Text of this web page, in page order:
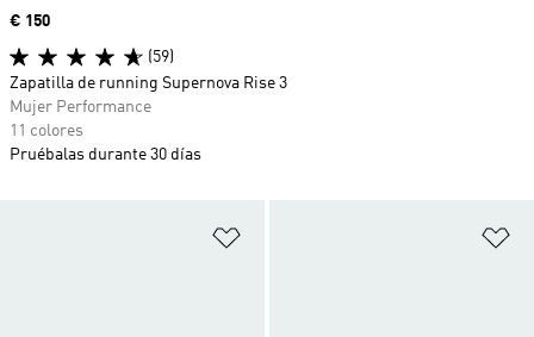
Precio
€ 150
(59)
Zapatilla de running Supernova Rise 3
Mujer Performance
11 colores
Pruébalas durante 30 días